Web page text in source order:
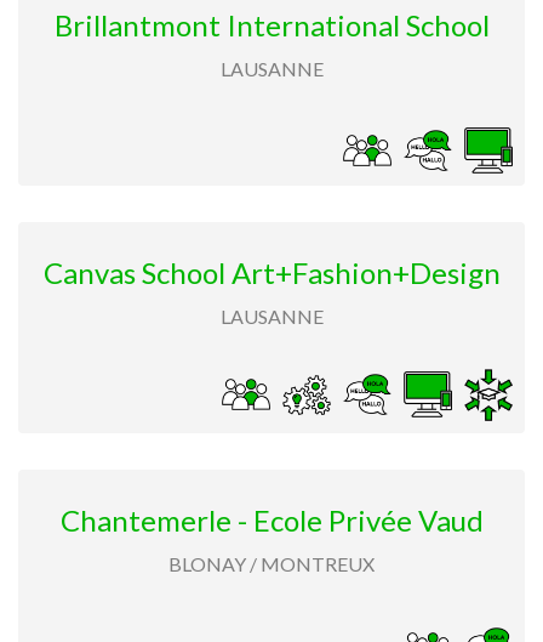
Brillantmont International School
LAUSANNE
Canvas School Art+Fashion+Design
LAUSANNE
Chantemerle - Ecole Privée Vaud
BLONAY / MONTREUX